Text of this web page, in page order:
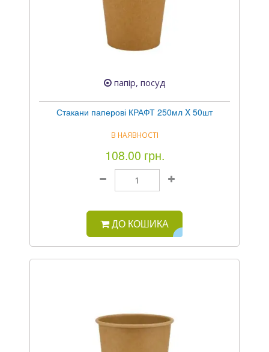
папір, посуд
Стакани паперові КРАФТ 250мл X 50шт
В НАЯВНОСТІ
108.00 грн.
ДО КОШИКА